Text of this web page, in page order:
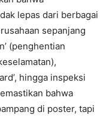
lepas dari berbagai
sepanjang
(penghentian
hingga inspeksi
bahwa
di poster, tapi